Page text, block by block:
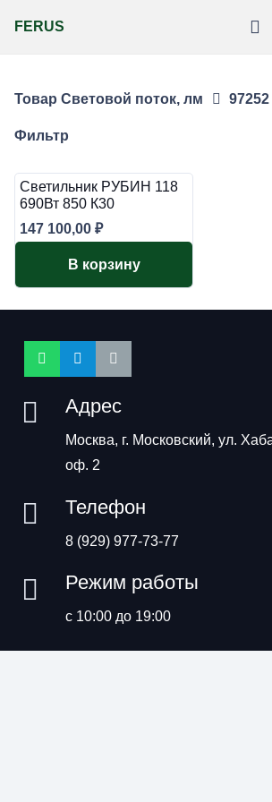
FERUS
Товар Световой поток, лм 97252
Фильтр
Светильник РУБИН 118
690Вт 850 К30
147 100,00 ₽
В корзину
Адрес
Москва, г. Московский, ул.
оф. 2
Телефон
8 (929) 977-73-77
Режим работы
с 10:00 до 19:00